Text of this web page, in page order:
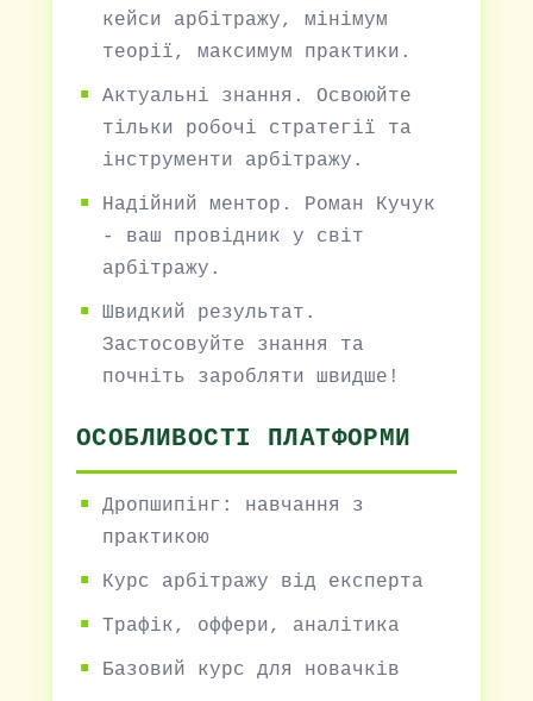
кейси арбітражу, мінімум
теорії, максимум практики.
Актуальні знання. Освоюйте
тільки робочі стратегії та
інструменти арбітражу.
Надійний ментор. Роман Кучук
- ваш провідник у світ
арбітражу.
Швидкий результат.
Застосовуйте знання та
почніть заробляти швидше!
ОСОБЛИВОСТІ ПЛАТФОРМИ
Дропшипінг: навчання з
практикою
Курс арбітражу від експерта
Трафік, оффери, аналітика
Базовий курс для новачків